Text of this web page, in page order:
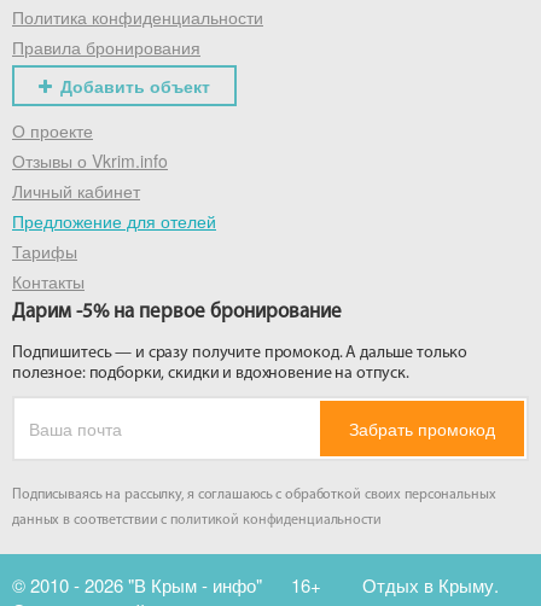
Политика конфиденциальности
Правила бронирования
Добавить объект
О проекте
Отзывы о Vkrim.info
Личный кабинет
Предложение для отелей
Тарифы
Контакты
Дарим -5% на первое бронирование
Подпишитесь — и сразу получите промокод. А дальше только
полезное: подборки, скидки и вдохновение на отпуск.
Забрать промокод
Подписываясь на рассылку, я соглашаюсь с обработкой своих персональных
данных в соответствии с политикой конфиденциальности
© 2010 - 2026 "В Крым - инфо" 16+
Отдых в Крыму.